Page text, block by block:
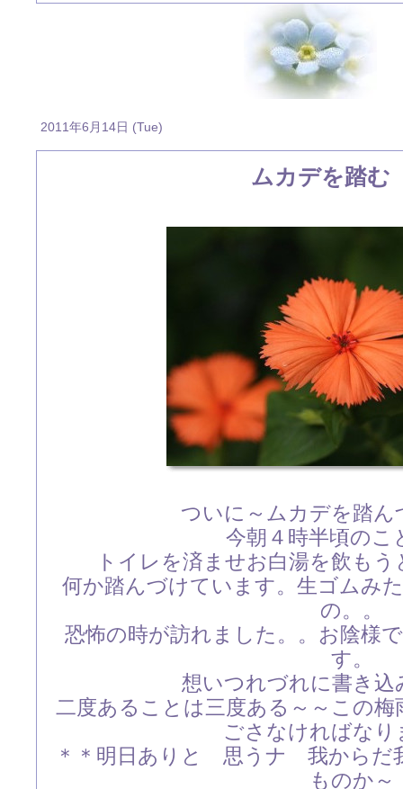
2011年6月14日 (Tue)
ムカデを踏む
ついに～ムカデを踏ん
今朝４時半頃のこ
トイレを済ませお白湯を飲も
何か踏んづけています。生ゴムみ
の。。
恐怖の時が訪れました。。お陰様
す。
想いつれづれに書き込
二度あることは三度ある～～この
ごさなければなり
＊＊明日ありと 思うナ 我からだ
ものか～